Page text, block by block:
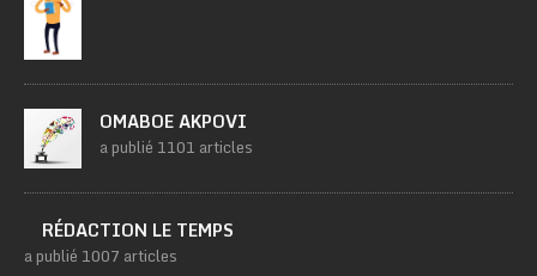
OMABOE AKPOVI
a publié 1101 articles
RÉDACTION LE TEMPS
a publié 1007 articles